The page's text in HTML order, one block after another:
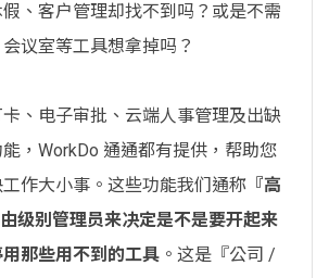
、客户管理却找不到吗？或是不需
议室等工具想拿掉吗？
、电子审批、云端人事管理及出缺
，WorkDo 通通都有提供，帮助您
作大小事。这些功能我们通称 『高
级别管理员来决定是不是要开起来
那些用不到的工具 。这是『公司 /